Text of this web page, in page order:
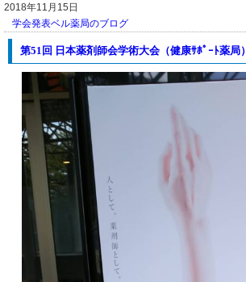
2018年11月15日
学会発表ベル薬局のブログ
第51回 日本薬剤師会学術大会（健康ｻﾎﾟｰﾄ薬局）